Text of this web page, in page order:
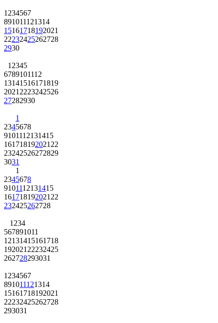
1 234567
891011121314
15161718192021
22232425262728
2930
1 2345
6789101112
13141516171819
2021 2223242526
27282930
1
2345678
9101112131415
161718192021 22
23242526272829
3031
1
2345678
9101112131415
161718192021 22
232425262728
1 234
567891011
12131415161718
192021 22232425
262728293031
1 234567
891011121314
15161718192021
22232425262728
293031